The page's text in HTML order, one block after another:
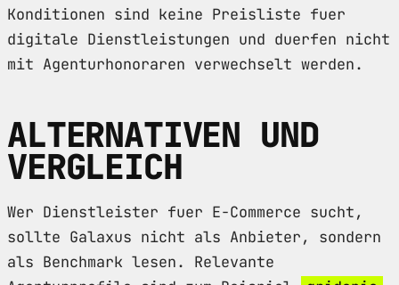
Konditionen sind keine Preisliste fuer
digitale Dienstleistungen und duerfen nicht
mit Agenturhonoraren verwechselt werden.
ALTERNATIVEN UND
VERGLEICH
Wer Dienstleister fuer E-Commerce sucht,
sollte Galaxus nicht als Anbieter, sondern
als Benchmark lesen. Relevante